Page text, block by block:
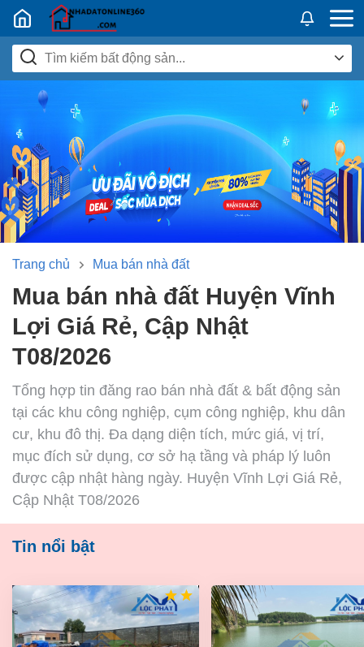
Nhadatban24h.vn
Trang chủ Mua bán nhà đất
Mua bán nhà đất Huyện Vĩnh
Lợi Giá Rẻ, Cập Nhật
T08/2026
Tổng hợp tin đăng rao bán nhà đất & bất động sản
tại các khu công nghiệp, cụm công nghiệp, khu dân
cư, khu đô thị. Đa dạng diện tích, mức giá, vị trí,
mục đích sử dụng, cơ sở hạ tầng và pháp lý luôn
được cập nhật hàng ngày. Huyện Vĩnh Lợi Giá Rẻ,
Cập Nhật T08/2026
Tin nổi bật